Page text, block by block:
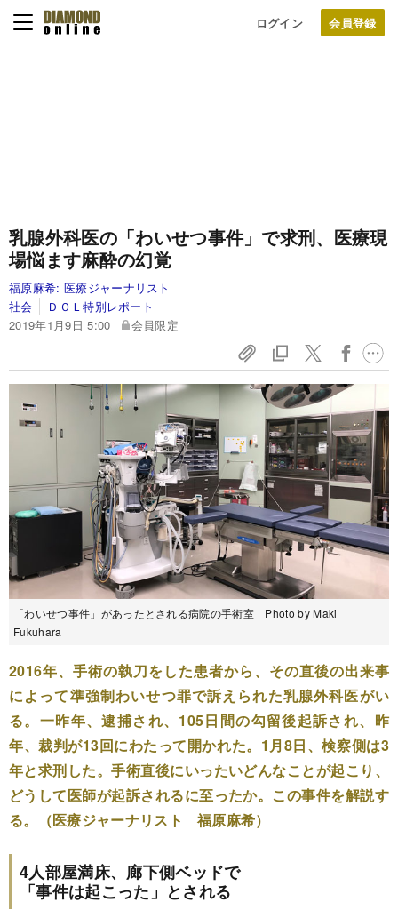
ログイン
乳腺外科医の「わいせつ事件」で求刑、医療現
場悩ます麻酔の幻覚
福原麻希: 医療ジャーナリスト
社会
ＤＯＬ特別レポート
2019年1月9日 5:00
会員限定
「わいせつ事件」があったとされる病院の手術室 Photo by Maki
Fukuhara
2016年、手術の執刀をした患者から、その直後の出来事
によって準強制わいせつ罪で訴えられた乳腺外科医がい
る。一昨年、逮捕され、105日間の勾留後起訴され、昨
年、裁判が13回にわたって開かれた。1月8日、検察側は3
年と求刑した。手術直後にいったいどんなことが起こり、
どうして医師が起訴されるに至ったか。この事件を解説す
る。（医療ジャーナリスト 福原麻希）
4人部屋満床、廊下側ベッドで
「事件は起こった」とされる